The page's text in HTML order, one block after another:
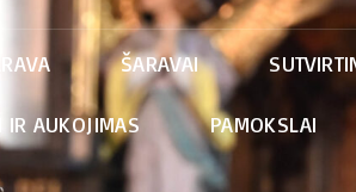
ŠARAVAI
IR AUKOJIMAS PAMOKSLAI